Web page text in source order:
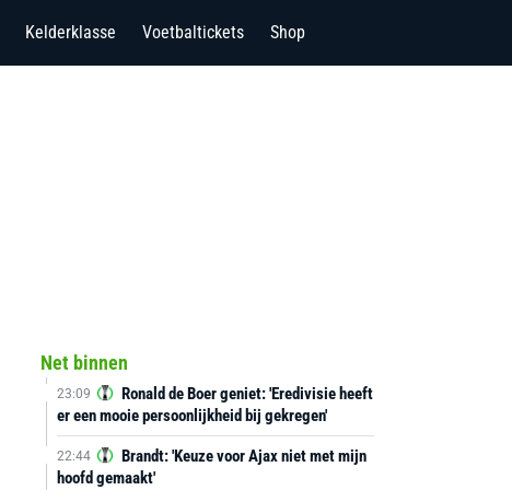
Kelderklasse Voetbaltickets Shop
Net binnen
23:09
Ronald de Boer geniet: 'Eredivisie heeft
er een mooie persoonlijkheid bij gekregen'
22:44
Brandt: 'Keuze voor Ajax niet met mijn
hoofd gemaakt'